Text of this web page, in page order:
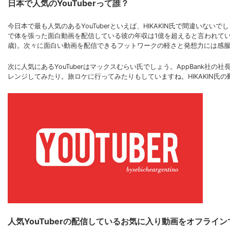
日本で人気のYouTuberって誰？
今日本で最も人気のあるYouTuberといえば、HIKAKIN氏で間違いない
で体を張った面白動画を配信している彼の年収は1億を超えると言われ
歳)。次々に面白い動画を配信できるフットワークの軽さと発想力には感
次に人気にあるYouTuberはマックスむらい氏でしょう。AppBank社の
レンジしてみたり。旅ロケに行ってみたりもしていますね。HIKAKIN氏
人気YouTuberの配信しているお気に入り動画をオフライン